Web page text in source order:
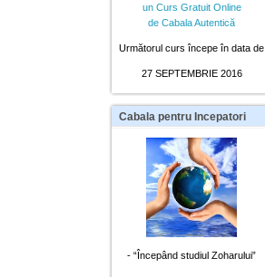
un Curs Gratuit Online
de Cabala Autentică
Următorul curs începe în data de
27 SEPTEMBRIE 2016
Cabala pentru Incepatori
- “Începând studiul Zoharului”